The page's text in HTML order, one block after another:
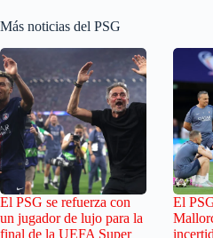
Más noticias del PSG
El PSG se refuerza con
un jugador de lujo para la
final de la UEFA Super
El